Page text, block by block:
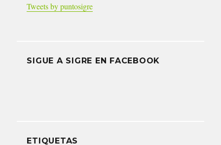
Tweets by puntosigre
SIGUE A SIGRE EN FACEBOOK
ETIQUETAS